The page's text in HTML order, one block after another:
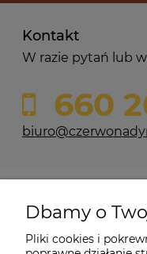
Kontakt
W razie pytań lub
660
Moje konto
Dbamy o
Pliki cookies i